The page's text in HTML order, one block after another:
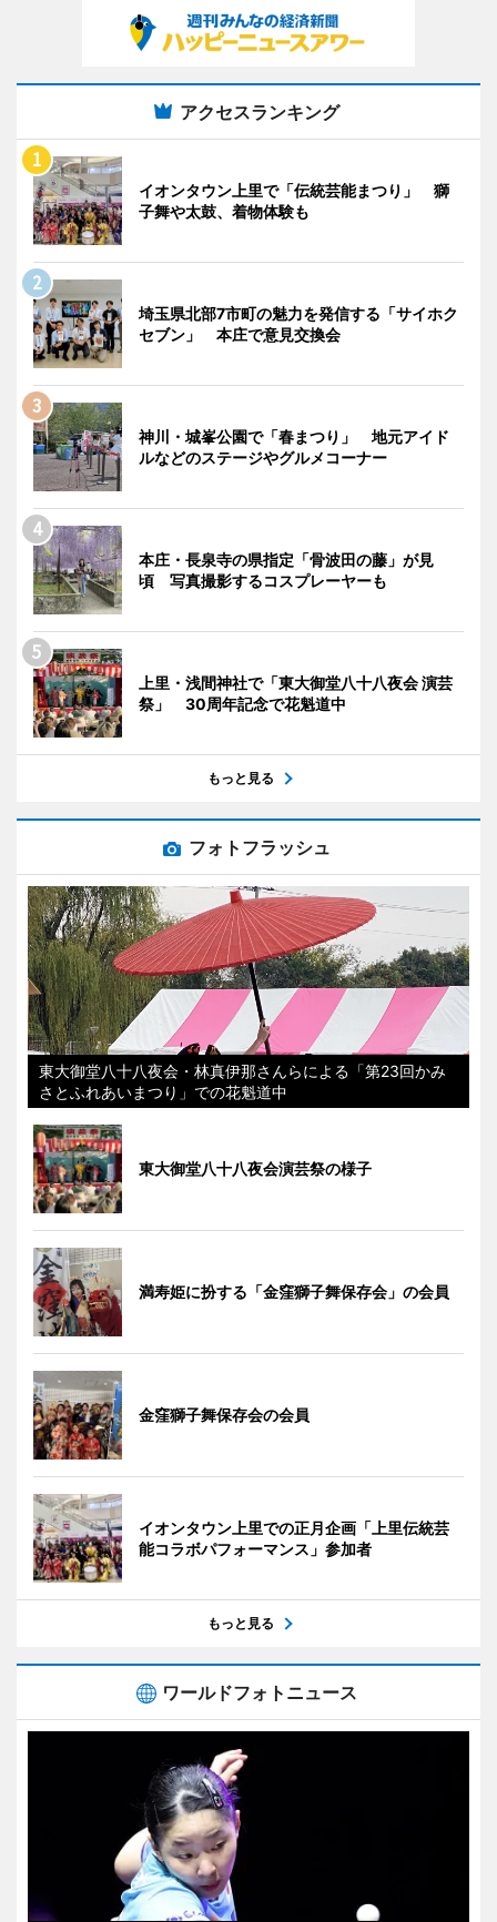
アクセスランキング
イオンタウン上里で「伝統芸能まつり」 獅
子舞や太鼓、着物体験も
埼玉県北部7市町の魅力を発信する「サイホク
セブン」 本庄で意見交換会
神川・城峯公園で「春まつり」 地元アイド
ルなどのステージやグルメコーナー
本庄・長泉寺の県指定「骨波田の藤」が見
頃 写真撮影するコスプレーヤーも
上里・浅間神社で「東大御堂八十八夜会 演芸
祭」 30周年記念で花魁道中
もっと見る
フォトフラッシュ
東大御堂八十八夜会・林真伊那さんらによる「第23回かみ
さとふれあいまつり」での花魁道中
東大御堂八十八夜会演芸祭の様子
満寿姫に扮する「金窪獅子舞保存会」の会員
金窪獅子舞保存会の会員
イオンタウン上里での正月企画「上里伝統芸
能コラボパフォーマンス」参加者
もっと見る
ワールドフォトニュース